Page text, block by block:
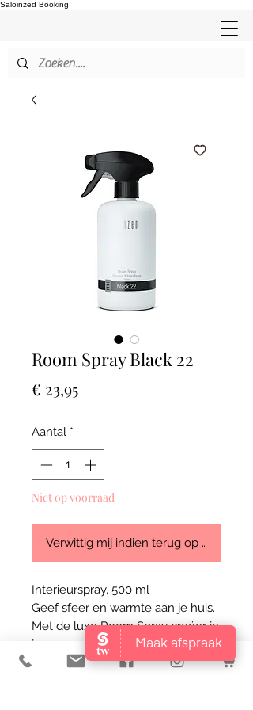
Saloinzed Booking
Room Spray Black 22
€ 23,95Prijs
Aantal *
Niet op voorraad
Verwittig mij indien terug op stock
Interieurspray, 500 ml
Geef sfeer en warmte aan je huis.
Met de luxe Room Spray creëer je
jouw gevoel van thuiskomen.
Deze spray personaliseert iedere